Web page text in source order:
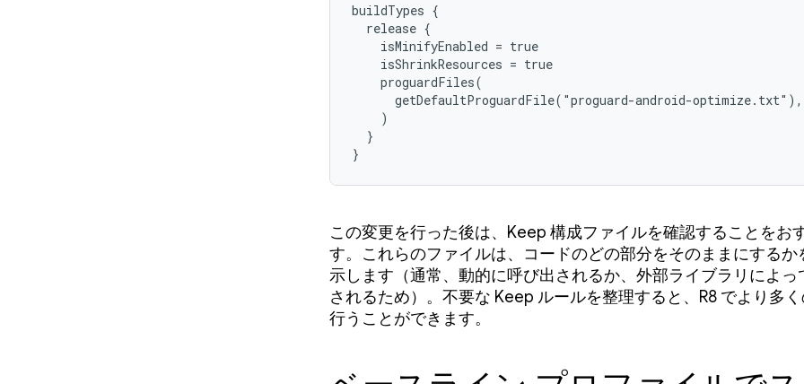
buildTypes {
  release {
    isMinifyEnabled = true
    isShrinkResources = true
    proguardFiles(
      getDefaultProguardFile("proguard-android-optimize.txt"),
    )
  }
}
この変更を行った後は、Keep 構成ファイルを確認することをお
す。これらのファイルは、コードのどの部分をそのままにするか
示します（通常、動的に呼び出されるか、外部ライブラリによっ
されるため）。不要な Keep ルールを整理すると、R8 でより多
行うことができます。